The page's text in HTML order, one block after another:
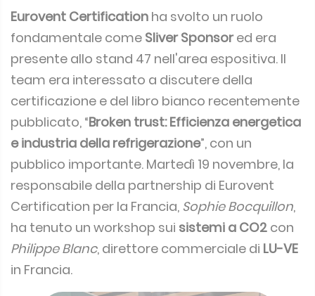
Eurovent Certification ha svolto un ruolo
fondamentale come Sliver Sponsored era
presente allo stand 47 nell'area espositiva. Il
team era interessato a discutere della
certificazione e del libro bianco recentemente
pubblicato, “Broken trust: Efficienza energetica
e industria della refrigerazione”, con un
pubblico importante. Martedì 19 novembre, la
responsabile della partnership di Eurovent
Certification per la Francia, Sophie Bocquillon,
ha tenuto un workshop sui sistemi a CO2 con
Philippe Blanc, direttore commerciale di LU-VE
in Francia.